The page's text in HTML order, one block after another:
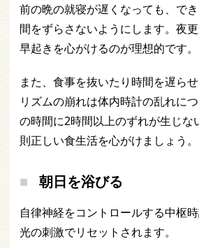
前の晩の就寝が遅くなっても、で
間をずらさないようにします。夜
早起きを心がけるのが理想的です。
また、食事を抜いたり時間を遅ら
リズムの崩れは体内時計の乱れに
の時間に2時間以上のずれが生じな
則正しい食生活を心がけましょう。
朝日を浴びる
自律神経をコントロールする中枢
光の刺激でリセットされます。